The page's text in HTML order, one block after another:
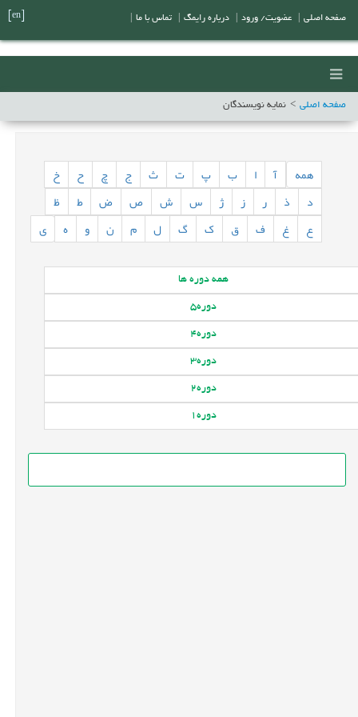
صفحه اصلی نمایه نویسندگان
همه ب پ ت ث ج چ ح
خ
د
ذ ر ز ژ س ش ص ض ط
ظ
ع
غ ف ق ک گ ل م ن و ه ی
همه دوره ها
دوره5
دوره4
دوره3
دوره2
دوره1
صفحه اصلی عضویت/ ورود درباره رایمگ تماس با ما